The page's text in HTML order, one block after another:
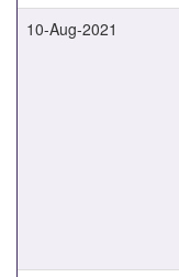
10-Aug-2021